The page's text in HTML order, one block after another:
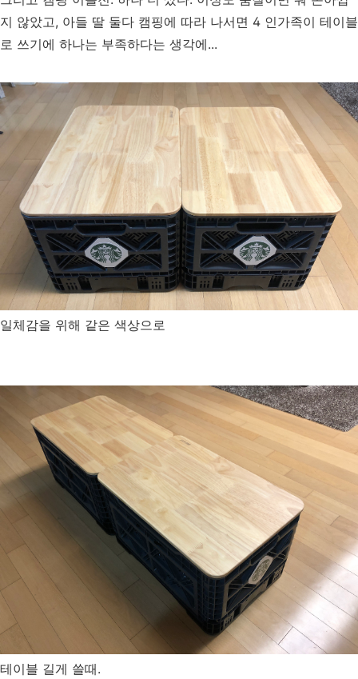
지 않았고, 아들 딸 둘다 캠핑에 따라 나서면 4 인가족이 테이블
로 쓰기에 하나는 부족하다는 생각에...
일체감을 위해 같은 색상으로
테이블 길게 쓸때.